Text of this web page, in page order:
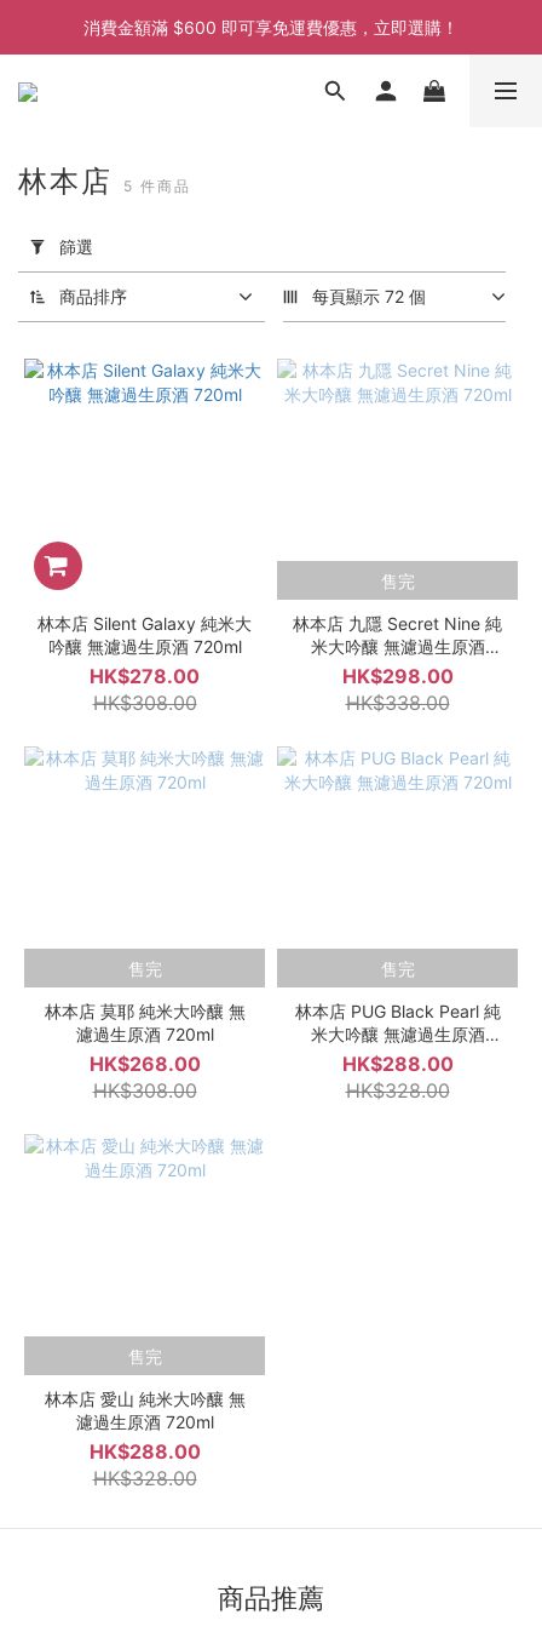
消費金額滿 $600 即可享免運費優惠，立即選購！
消費金額滿 $600 即可享免運費優惠，立即選購！
消費金額滿 $600 即可享免運費優惠，立即選購！
用
選
價格
(HK$)
林本店 5 件商品
篩選
商品排序 每頁顯示 72 個
林本店 Silent Galaxy 純米大
吟釀 無濾過生原酒 720ml
HK$278.00
HK$308.00
售完
林本店 九隱 Secret Nine 純
米大吟釀 無濾過生原酒
720ml
HK$298.00
HK$338.00
售完
林本店 莫耶 純米大吟釀 無
濾過生原酒 720ml
HK$268.00
HK$308.00
售完
林本店 PUG Black Pearl 純
米大吟釀 無濾過生原酒
720ml
HK$288.00
HK$328.00
售完
林本店 愛山 純米大吟釀 無
濾過生原酒 720ml
HK$288.00
HK$328.00
商品推薦